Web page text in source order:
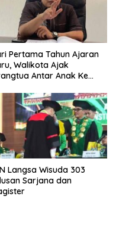
Pertama Tahun Ajaran
Walikota Ajak
Antar Anak Ke
Langsa Wisuda 303
Sarjana dan